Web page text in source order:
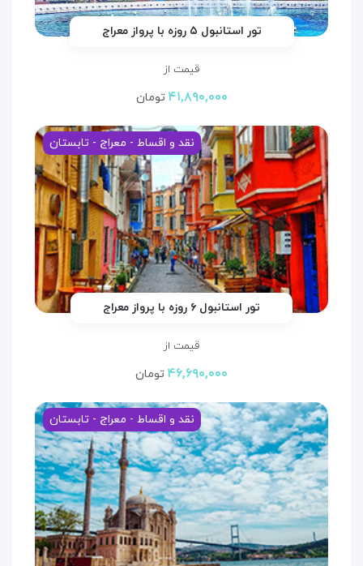
تور استانبول ۵ روزه با پرواز معراج
قیمت از
۴۱,۸۹۰,۰۰۰ تومان
نقد و اقساط - معراج - تابستان
تور استانبول ۶ روزه با پرواز معراج
قیمت از
۴۶,۶۹۰,۰۰۰ تومان
نقد و اقساط - معراج - تابستان